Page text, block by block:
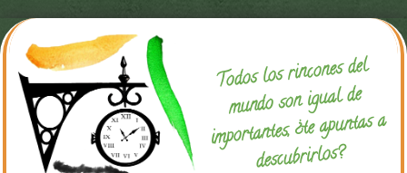
Todos los rincones del
mundo son igual de
importantes, ¿te apuntas a
descubrirlos?